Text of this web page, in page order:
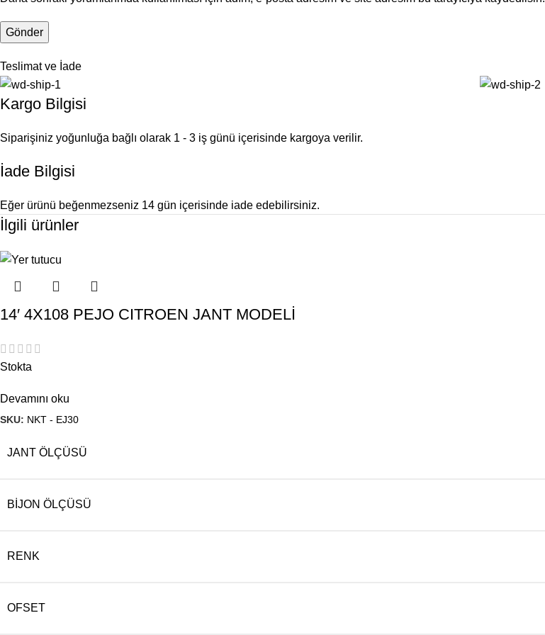
Teslimat ve İade
Kargo Bilgisi
Siparişiniz yoğunluğa bağlı olarak 1 - 3 iş günü içerisinde kargoya verilir.
İade Bilgisi
Eğer ürünü beğenmezseniz 14 gün içerisinde iade edebilirsiniz.
İlgili ürünler
14′ 4X108 PEJO CITROEN JANT MODELİ
Stokta
Devamını oku
SKU: NKT - EJ30
JANT ÖLÇÜSÜ
BIJON ÖLÇÜSÜ
RENK
OFSET